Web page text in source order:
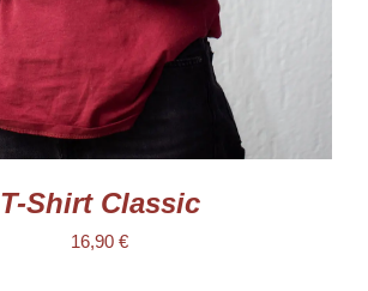
DER
PRODUKTSEITE
GEWÄHLT
WERDEN
T-Shirt Classic
16,90 €